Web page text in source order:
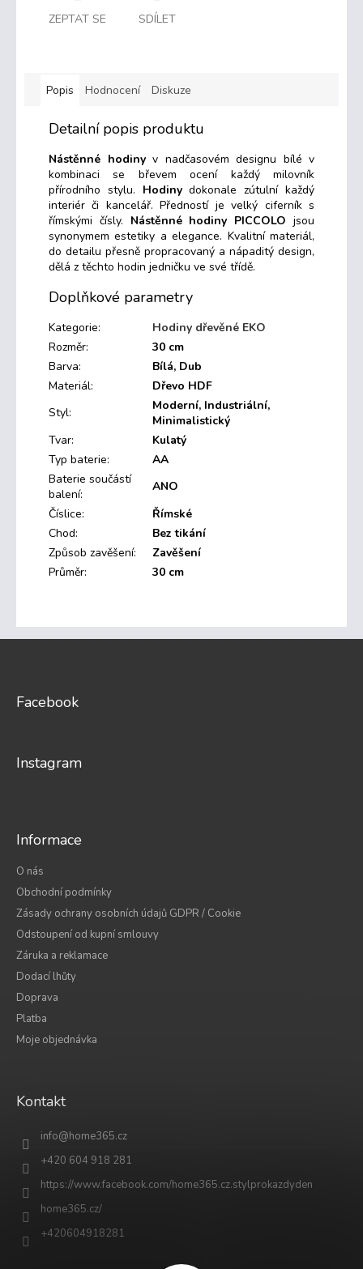
ZEPTAT SE SDÍLET
Popis Hodnocení Diskuze
Detailní popis produktu
Nástěnné hodinyv nadčasovém designu bílé v
kombinaci se břevem ocení každý milovník
přírodního stylu. Hodinydokonale zútulní každý
interiér či kancelář. Předností je velký ciferník s
římskými čísly. Nástěnné hodiny PICCOLO jsou
synonymem estetiky a elegance. Kvalitní materiál,
do detailu přesně propracovaný a nápaditý design,
dělá z těchto hodin jedničku ve své třídě.
Doplňkové parametry
Kategorie:
Hodiny dřevěné EKO
Rozměr:
30 cm
Barva:
Bílá, Dub
Materiál:
Dřevo HDF
Styl:
Moderní, Industriální,
Minimalistický
Tvar:
Kulatý
Typ baterie:
AA
Baterie součástí
balení:
ANO
Číslice:
Římské
Chod:
Bez tikání
Způsob zavěšení:
Zavěšení
Průměr: 30 cm
Z
Facebook
Instagram
Informace
O nás
Obchodní podmínky
Zásady ochrany osobních údajů GDPR / Cookie
Odstoupení od kupní smlouvy
Záruka a reklamace
Dodací lhůty
Doprava
Platba
Moje objednávka
Kontakt
info@home365.cz
+420 604 918 281
https://www.facebook.com/home365.cz.stylprokazdyden
home365.cz/
+420604918281